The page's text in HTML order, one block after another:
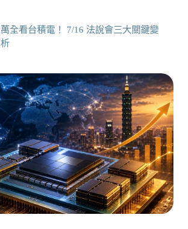
全看台積電！ 7/16 法說會三大關鍵變